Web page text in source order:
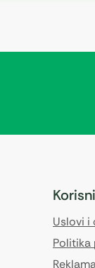
Uslovi i
Politika